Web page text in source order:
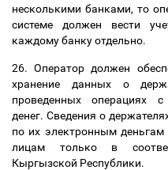
несколькими банками, то
системе должен вести
каждому банку отдельно.
26. Оператор должен
хранение данных о
проведенных операциях
денег. Сведения о
по их электронным деньгам
лицам только в
Кыргызской Республики.